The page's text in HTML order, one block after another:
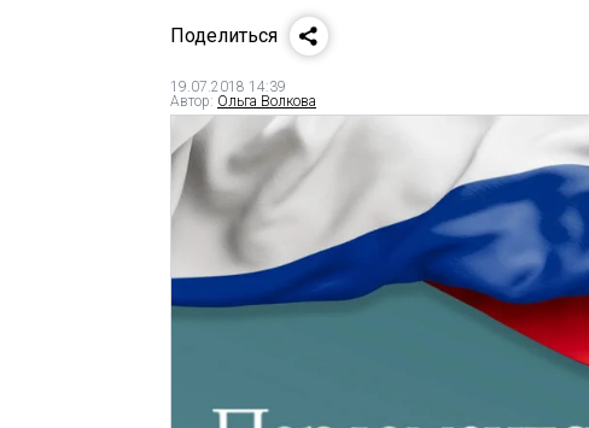
Поделиться
19.07.2018 14:39
Автор: Ольга Волкова